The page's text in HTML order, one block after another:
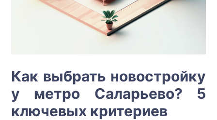
Как выбрать новостройку
у метро Саларьево? 5
ключевых критериев